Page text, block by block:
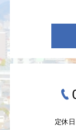
定休